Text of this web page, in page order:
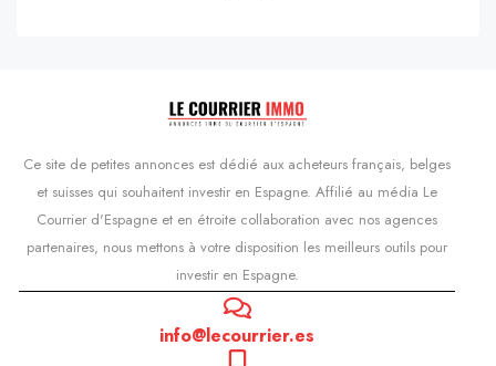
Ce site de petites annonces est dédié aux acheteurs français, belges
et suisses qui souhaitent investir en Espagne. Affilié au média Le
Courrier d'Espagne et en étroite collaboration avec nos agences
partenaires, nous mettons à votre disposition les meilleurs outils pour
investir en Espagne.
info@lecourrier.es